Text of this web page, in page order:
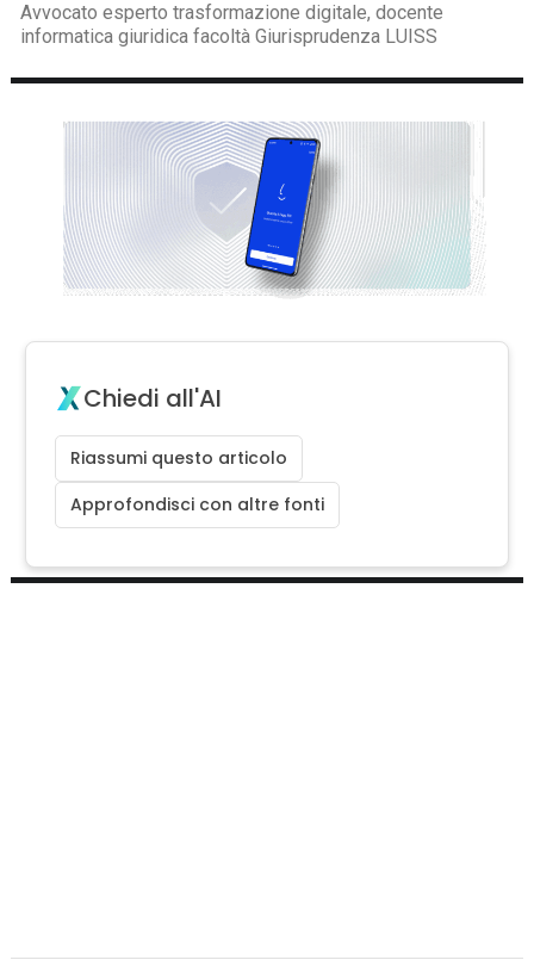
Avvocato esperto trasformazione digitale, docente
informatica giuridica facoltà Giurisprudenza LUISS
Chiedi all'AI
Riassumi questo articolo
Approfondisci con altre fonti